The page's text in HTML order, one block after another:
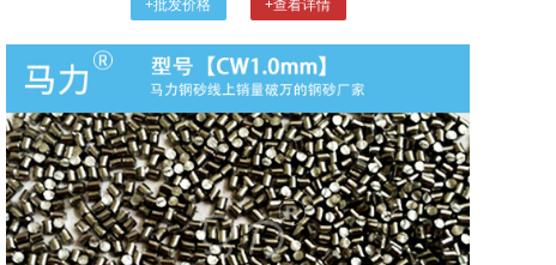
+批发价格 +查看详情